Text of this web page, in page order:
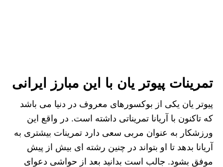
تمرینات پیوتر یان با این مبارز ایرانی
پیوتر یان یکی از بوکسورهای معروف در دنیا می باشد
که تاکنون با آریانا تمریناتی داشته است. در واقع این
ورزشکار به عنوان مربی سعی دارد تمرینات بیشتری به
آریانا بدهد تا او بتواند در چنین رشته ای بیش از پیش
موفق بشود. جالب است بدانید بعد از حواشی دعوای